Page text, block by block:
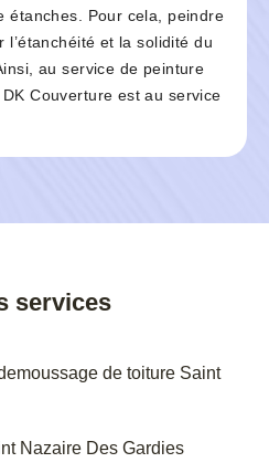
étanches. Pour cela, peindre
et la solidité du
au service de peinture
Couverture est au service
services
de toiture Saint
Nazaire Des Gardies